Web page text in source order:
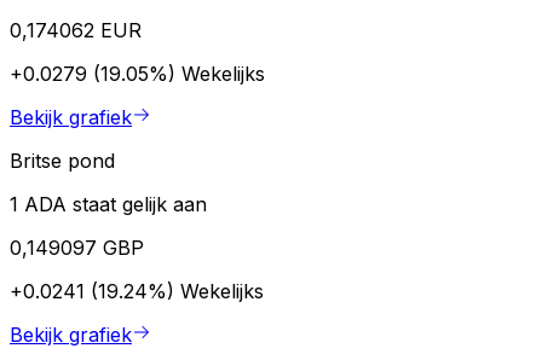
0,174062 EUR
+0.0279 (19.05%) Wekelijks
Bekijk grafiek
Britse pond
1 ADA staat gelijk aan
0,149097 GBP
+0.0241 (19.24%) Wekelijks
Bekijk grafiek